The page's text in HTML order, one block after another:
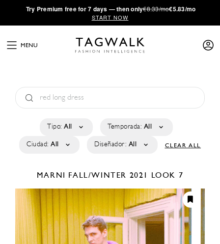
·Try Premium free for 7 days — then only€8.33/mo€5.83/mo
START NOW
MENU
Tipo: All Temporada: All
Ciudad: All Diseñador: All CLEAR ALL
MARNI FALL/WINTER 2021 LOOK 7